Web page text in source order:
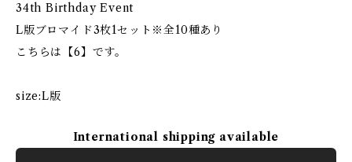
34th Birthday Event
L版ブロマイド3枚1セット※全10種あり
こちらは【6】です。
size:L版
International shipping available